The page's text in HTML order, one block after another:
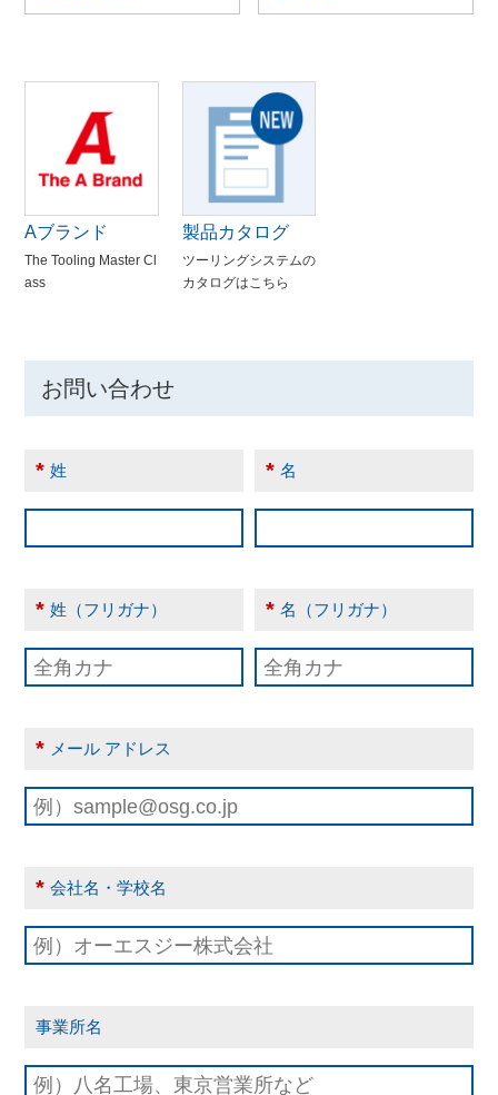
Aブランド
The Tooling Master Cl
ass
製品カタログ
ツーリングシステムの
カタログはこちら
お問い合わせ
* 姓 * 名
* 姓（フリガナ） * 名（フリガナ）
* メール アドレス
* 会社名・学校名
事業所名